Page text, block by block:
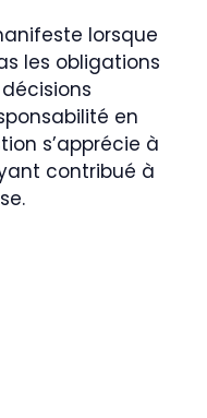
lorsque
les obligations
en
s’apprécie à
contribué à